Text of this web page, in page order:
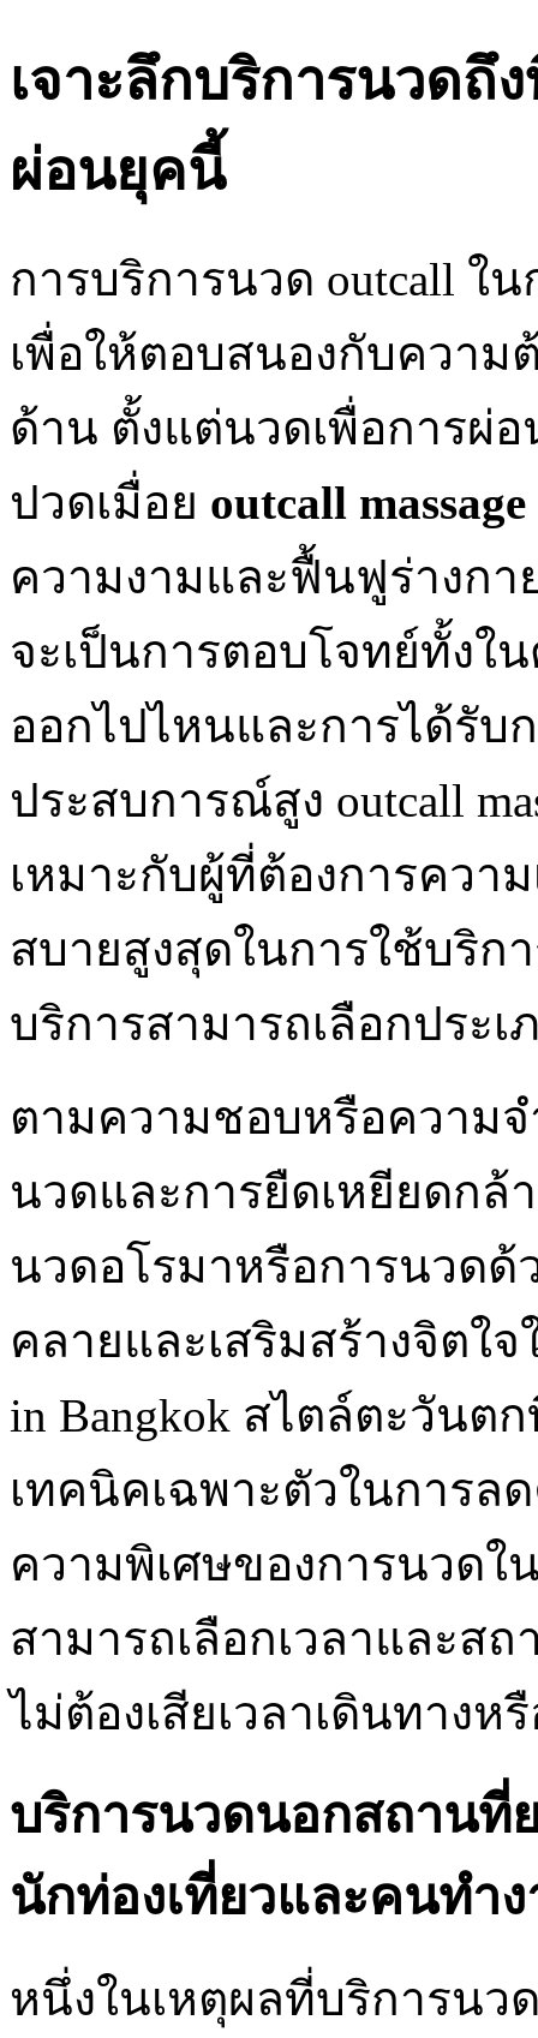
เจาะลึกบริการนวดถึ
ผ่อนยุคนี้
การบริการนวด outcall ใ
เพื่อให้ตอบสนองกับความ
ด้าน ตั้งแต่นวดเพื่อการผ่
ปวดเมื่อย outcall
ความงามและฟื้นฟูร่างกา
จะเป็นการตอบโจทย์ทั้งใ
ออกไปไหนและการได้รั
ประสบการณ์สูง outcall
เหมาะกับผู้ที่ต้องการควา
สบายสูงสุดในการใช้บริก
บริการสามารถเลือกประ
ตามความชอบหรือความ
นวดและการยืดเหยียดกล้
นวดอโรมาหรือการนวดด้
คลายและเสริมสร้างจิตใจใ
in Bangkok สไตล์ตะวันต
เทคนิคเฉพาะตัวในการล
ความพิเศษของการนวด
สามารถเลือกเวลาและส
ไม่ต้องเสียเวลาเดินทางห
บริการนวดนอกสถานที่
นักท่องเที่ยวและคนทำ
หนึ่งในเหตุผลที่บริการนว